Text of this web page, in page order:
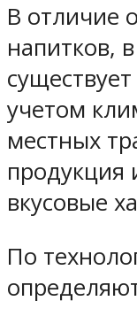
В отличие
напитков,
учетом
местных
продукция
вкусовые
По